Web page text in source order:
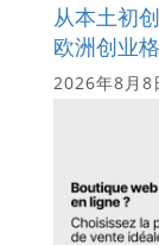
从本土初
欧洲创业
2026年8月8